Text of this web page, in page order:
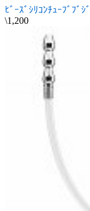
ﾋﾞｰｽﾞｼﾘｺﾝﾁｭｰﾌﾞﾌﾞｼ
\1,200